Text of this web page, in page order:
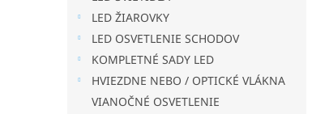
LED ŽIAROVKY
LED OSVETLENIE SCHODOV
KOMPLETNÉ SADY LED
HVIEZDNE NEBO / OPTICKÉ VLÁKNA
VIANOČNÉ OSVETLENIE